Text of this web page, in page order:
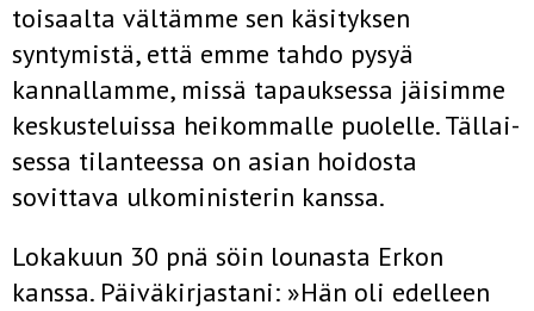
toisaalta väl­tämme sen käsityksen
syntymistä, että emme tahdo pysyä
kannallamme, missä tapauksessa jäisimme
keskusteluissa heikommalle puolelle. Tällai­
sessa tilanteessa on asian hoidosta
sovittava ulkoministerin kanssa.
Lokakuun 30 pnä söin lounasta Erkon
kanssa. Päiväkirjastani: »Hän oli edelleen